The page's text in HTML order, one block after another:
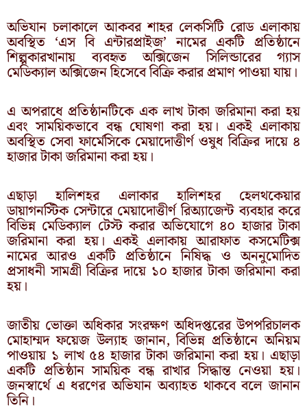
অভিযান চলাকালে আকবর শাহর লেকসিটি রোড এলাকায়
অবস্থিত ‘এস বি এন্টারপ্রাইজ’ নামের একটি প্রতিষ্ঠানে
শিল্পকারখানায় ব্যবহৃত অক্সিজেন সিলিন্ডারের গ্যাস
মেডিক্যাল অক্সিজেন হিসেবে বিক্রি করার প্রমাণ পাওয়া যায়।
এ অপরাধে প্রতিষ্ঠানটিকে এক লাখ টাকা জরিমানা করা হয়
এবং সাময়িকভাবে বন্ধ ঘোষণা করা হয়। একই এলাকায়
অবস্থিত সেবা ফার্মেসিকে মেয়াদোত্তীর্ণ ওষুধ বিক্রির দায়ে ৪
হাজার টাকা জরিমানা করা হয়।
এছাড়া হালিশহর এলাকার হালিশহর হেলথকেয়ার
ডায়াগনস্টিক সেন্টারে মেয়াদোত্তীর্ণ রিঅ্যাজেন্ট ব্যবহার করে
বিভিন্ন মেডিক্যাল টেস্ট করার অভিযোগে ৪০ হাজার টাকা
জরিমানা করা হয়। একই এলাকায় আরাফাত কসমেটিক্স
নামের আরও একটি প্রতিষ্ঠানে নিষিদ্ধ ও অননুমোদিত
প্রসাধনী সামগ্রী বিক্রির দায়ে ১০ হাজার টাকা জরিমানা করা
হয়।
জাতীয় ভোক্তা অধিকার সংরক্ষণ অধিদপ্তরের উপপরিচালক
মোহাম্মদ ফয়েজ উল্যাহ জানান, বিভিন্ন প্রতিষ্ঠানে অনিয়ম
পাওয়ায় ১ লাখ ৫৪ হাজার টাকা জরিমানা করা হয়। এছাড়া
একটি প্রতিষ্ঠান সাময়িক বন্ধ রাখার সিদ্ধান্ত নেওয়া হয়।
জনস্বার্থে এ ধরণের অভিযান অব্যাহত থাকবে বলে জানান
তিনি।